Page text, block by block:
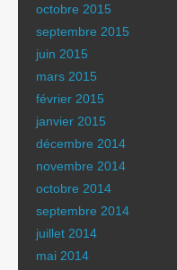
octobre 2015
septembre 2015
juin 2015
mars 2015
février 2015
janvier 2015
décembre 2014
novembre 2014
octobre 2014
septembre 2014
juillet 2014
mai 2014